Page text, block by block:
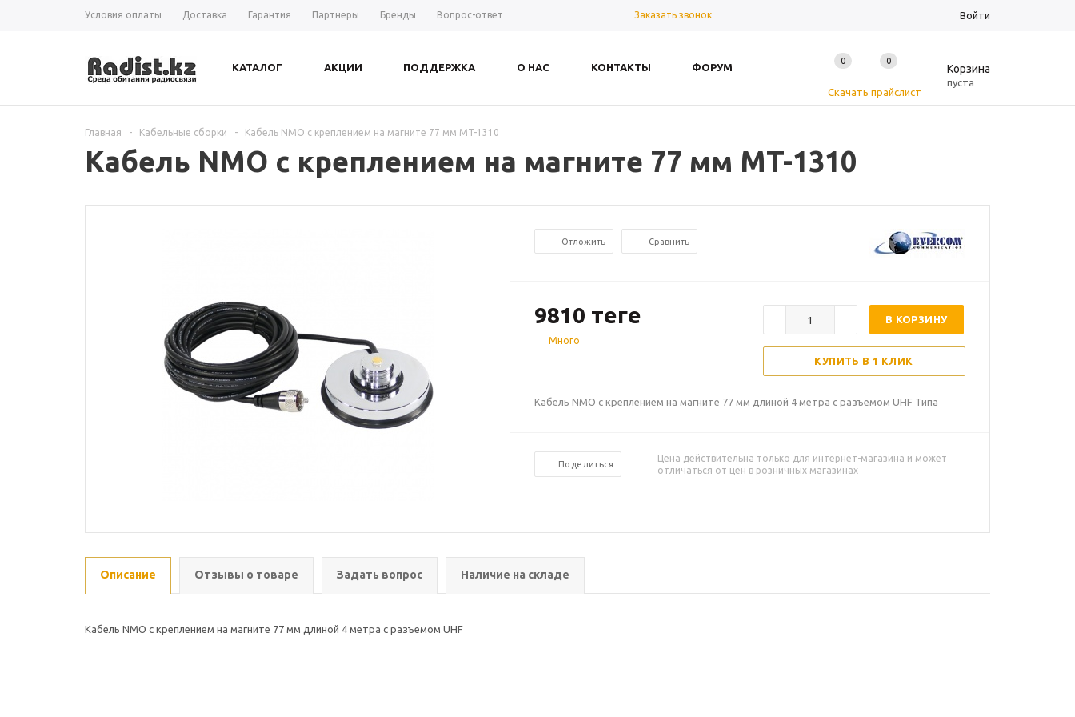
Условия оплаты Доставка Гарантия Партнеры Бренды Вопрос-ответ Заказать звонок Войти
КАТАЛОГ АКЦИИ ПОДДЕРЖКА О НАС КОНТАКТЫ ФОРУМ
Скачать прайслист
0 0
Корзина
пуста
Главная - Кабельные сборки - Кабель NMO с креплением на магните 77 мм MT-1310
Кабель NMO с креплением на магните 77 мм MT-1310
Отложить Сравнить
9810 теңге
Много
В КОРЗИНУ
КУПИТЬ В 1 КЛИК
Кабель NMO с креплением на магните 77 мм длиной 4 метра с разъемом UHF Типа
Поделиться
Цена действительна только для интернет-магазина и может
отличаться от цен в розничных магазинах
Описание Отзывы о товаре Задать вопрос Наличие на складе
Кабель NMO с креплением на магните 77 мм длиной 4 метра с разъемом UHF